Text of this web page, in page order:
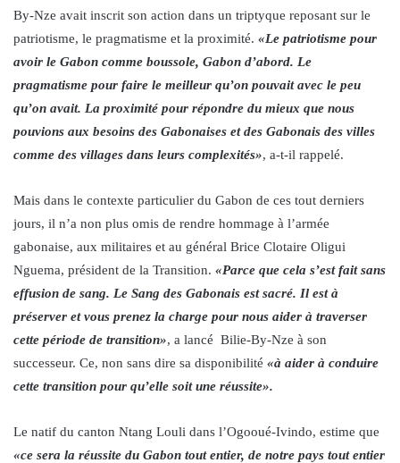
By-Nze avait inscrit son action dans un triptyque reposant sur le
patriotisme, le pragmatisme et la proximité. «Le patriotisme pour
avoir le Gabon comme boussole, Gabon d’abord. Le
pragmatisme pour faire le meilleur qu’on pouvait avec le peu
qu’on avait. La proximité pour répondre du mieux que nous
pouvions aux besoins des Gabonaises et des Gabonais des villes
comme des villages dans leurs complexités», a-t-il rappelé.
Mais dans le contexte particulier du Gabon de ces tout derniers
jours, il n’a non plus omis de rendre hommage à l’armée
gabonaise, aux militaires et au général Brice Clotaire Oligui
Nguema, président de la Transition. «Parce que cela s’est fait sans
effusion de sang. Le Sang des Gabonais est sacré. Il est à
préserver et vous prenez la charge pour nous aider à traverser
cette période de transition», a lancé Bilie-By-Nze à son
successeur. Ce, non sans dire sa disponibilité «à aider à conduire
cette transition pour qu’elle soit une réussite».
Le natif du canton Ntang Louli dans l’Ogooué-Ivindo, estime que
«ce sera la réussite du Gabon tout entier, de notre pays tout entier